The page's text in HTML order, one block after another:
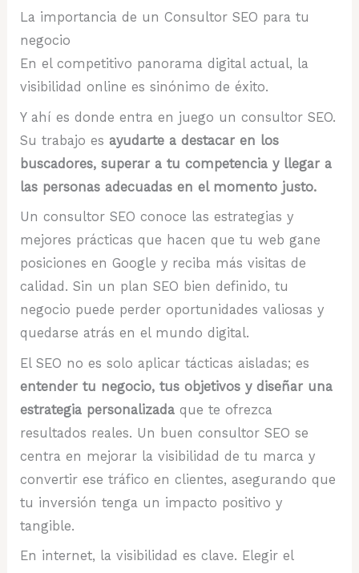
La importancia de un Consultor SEO para tu
negocio
En el competitivo panorama digital actual, la
visibilidad online es sinónimo de éxito.
Y ahí es donde entra en juego un consultor SEO.
Su trabajo esayudarte a destacar en los
buscadores, superar a tu competencia y llegar a
las personas adecuadas en el momento justo.
Un consultor SEO conoce las estrategias y
mejores prácticas que hacen que tu web gane
posiciones en Google y reciba más visitas de
calidad. Sin un plan SEO bien definido, tu
negocio puede perder oportunidades valiosas y
quedarse atrás en el mundo digital.
El SEO no es solo aplicar tácticas aisladas; es
entender tu negocio, tus objetivos y diseñar una
estrategia personalizada que te ofrezca
resultados reales. Un buen consultor SEO se
centra en mejorar la visibilidad de tu marca y
convertir ese tráfico en clientes, asegurando que
tu inversión tenga un impacto positivo y
tangible.
En internet, la visibilidad es clave. Elegir el